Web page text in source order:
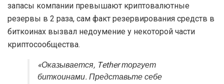
запасы компании превышают криптовалютные
резервы в 2 раза, сам факт резервирования средств в
биткоинах вызвал недоумение у некоторой части
криптосообщества.
«Оказывается, Tether торгует
биткоинами. Представьте себе